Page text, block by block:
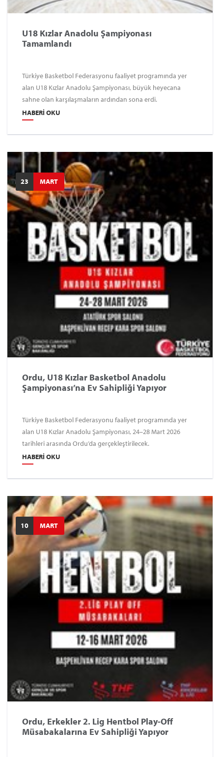
U18 Kızlar Anadolu Şampiyonası
Tamamlandı
Türkiye Basketbol Federasyonu faaliyet programında yer
alan U18 Kızlar Anadolu Şampiyonası, büyük heyecana
sahne olan karşılaşmaların ardından sona erdi.
HABERI OKU
23 MART
Ordu, U18 Kızlar Basketbol Anadolu
Şampiyonası’na Ev Sahipliği Yapıyor
Türkiye Basketbol Federasyonu faaliyet programında yer
alan U18 Kızlar Anadolu Şampiyonası, 24–28 Mart 2026
tarihleri arasında Ordu’da gerçekleştirilecek.
HABERI OKU
10 MART
Ordu, Erkekler 2. Lig Hentbol Play-Off
Müsabakalarına Ev Sahipliği Yapıyor